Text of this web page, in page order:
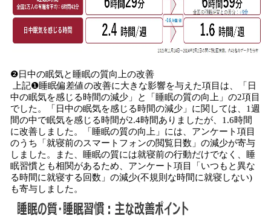
❷日中の眠気と睡眠の質向上の改善
上記❶睡眠偏差値の改善に大きな影響を与えた項目は、「日
中の眠気を感じる時間の減少」と「睡眠の質の向上」の2項目
でした。「日中の眠気を感じる時間の減少」に関しては、1週
間の中で眠気を感じる時間が2.4時間ありましたが、1.6時間
に改善しました。「睡眠の質の向上」には、アンケート項目
のうち「就寝前のスマートフォンの閲覧日数」の減少が寄与
しました。また、睡眠の質には就寝前の行動だけでなく、睡
眠習慣とも相関があるため、アンケート項目「いつもと異な
る時間に就寝する回数」の減少(不規則な時間に就寝しない)
も寄与しました。